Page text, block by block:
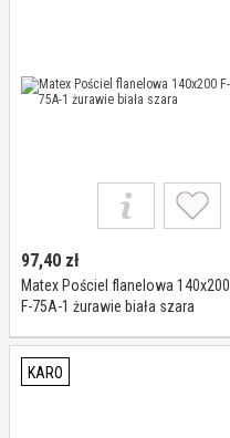
97,40 zł
Matex Pościel flanelowa 140x200
F-75A-1 żurawie biała szara
KARO